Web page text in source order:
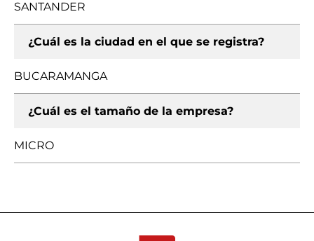
SANTANDER
¿Cuál es la ciudad en el que se registra?
BUCARAMANGA
¿Cuál es el tamaño de la empresa?
MICRO